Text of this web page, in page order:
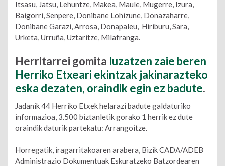
Itsasu, Jatsu, Lehuntze, Makea, Maule, Mugerre, Izura,
Baigorri, Senpere, Donibane Lohizune, Donazaharre,
Donibane Garazi, Arrosa, Donapaleu, Hiriburu, Sara,
Urketa, Urruña, Uztaritze, Milafranga.
Herritarrei gomita luzatzen zaie beren
Herriko Etxeari ekintzak jakinarazteko
eska dezaten, oraindik egin ez badute.
Jadanik 44 Herriko Etxek helarazi badute galdaturiko
informazioa, 3.500 biztanletik gorako 1 herrik ez dute
oraindik daturik partekatu: Arrangoitze.
Horregatik, iragarritakoaren arabera, Bizik CADA/ADEB
Administrazio Dokumentuak Eskuratzeko Batzordearen